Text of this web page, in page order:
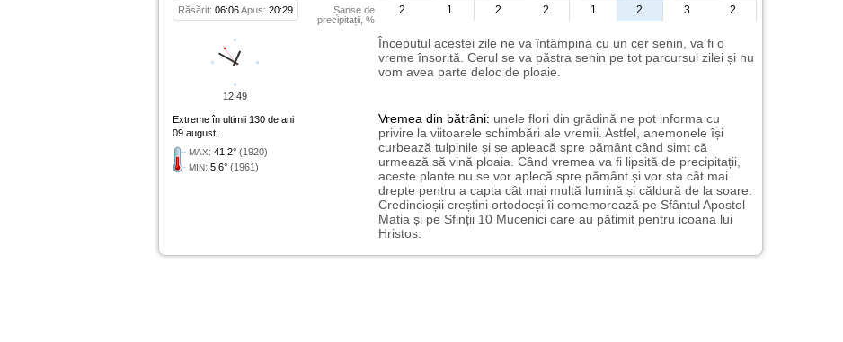
Răsărit: 06:06Apus: 20:29
Șanse de
precipitații, %
2
1 2 2 1 2 3 2
Începutul acestei zile ne va întâmpina cu un cer senin, va fi o
vreme însorită. Cerul se va păstra senin pe tot parcursul zilei și nu
vom avea parte deloc de ploaie.
Extreme în ultimii 130 de ani
09 august:
MAX: 41.2° (1920)
MIN: 5.6° (1961)
Vremea din bătrâni: unele flori din grădină ne pot informa cu
privire la viitoarele schimbări ale vremii. Astfel, anemonele își
curbează tulpinile și se apleacă spre pământ când simt că
urmează să vină ploaia. Când vremea va fi lipsită de precipitații,
aceste plante nu se vor aplecă spre pământ și vor sta cât mai
drepte pentru a capta cât mai multă lumină și căldură de la soare.
Credincioșii creștini ortodocși îi comemorează pe Sfântul Apostol
Matia și pe Sfinții 10 Mucenici care au pătimit pentru icoana lui
Hristos.
12:49